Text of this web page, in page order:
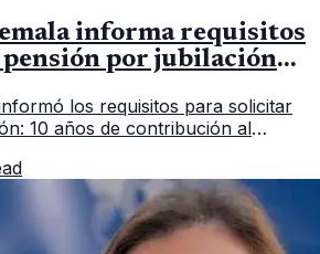
informa requisitos
por jubilación
los requisitos para solicitar
10 años de contribución al